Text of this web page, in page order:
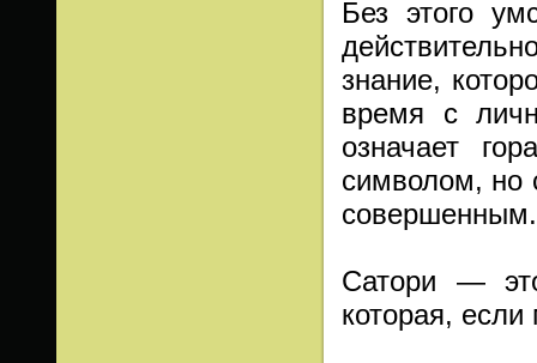
Без этого
знание,
время с
означает
символом, но
совершенным.
Сатори —
которая,